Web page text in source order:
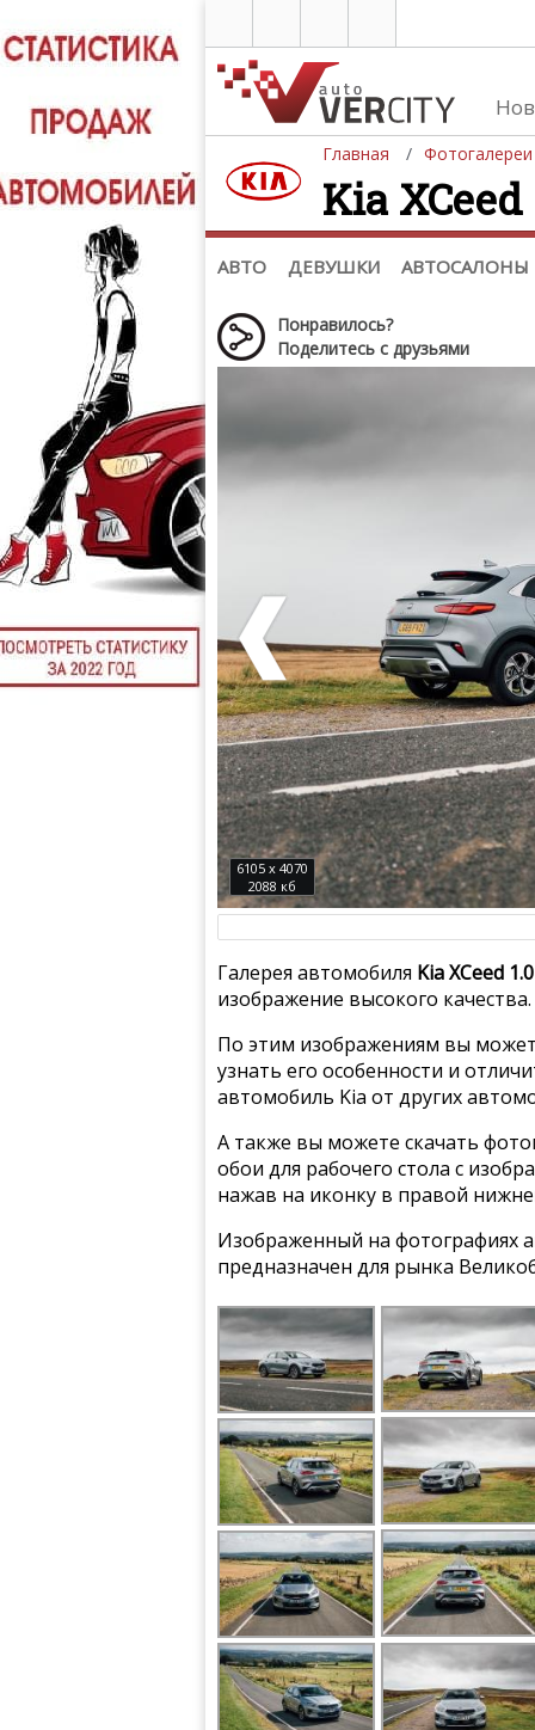
Главная Фотогалереи
Kia XCeed
АВТО ДЕВУШКИ АВТОСАЛОНЫ
Автомобили
Последние добавления
Список марок
(+1102)
Понравилось?
Поделитесь с друзьями
6105 x 4070
2088 кб
Галерея автомобиля Kia XCeed
изображение высокого качества.
По этим изображениям вы
узнать его особенности и
автомобиль Kia от других
А также вы можете скачать
обои для рабочего стола с
нажав на иконку в правой
Изображенный на фотографиях
предназначен для рынка